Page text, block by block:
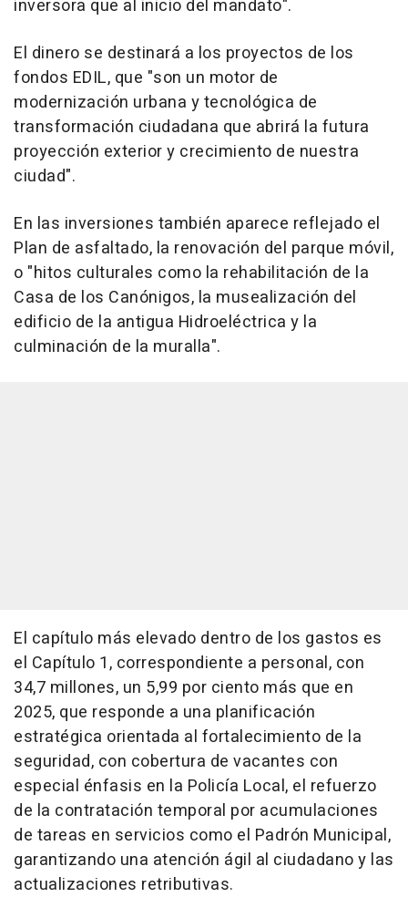
inversora que al inicio del mandato".
El dinero se destinará a los proyectos de los
fondos EDIL, que "son un motor de
modernización urbana y tecnológica de
transformación ciudadana que abrirá la futura
proyección exterior y crecimiento de nuestra
ciudad".
En las inversiones también aparece reflejado el
Plan de asfaltado, la renovación del parque móvil,
o "hitos culturales como la rehabilitación de la
Casa de los Canónigos, la musealización del
edificio de la antigua Hidroeléctrica y la
culminación de la muralla".
El capítulo más elevado dentro de los gastos es
el Capítulo 1, correspondiente a personal, con
34,7 millones, un 5,99 por ciento más que en
2025, que responde a una planificación
estratégica orientada al fortalecimiento de la
seguridad, con cobertura de vacantes con
especial énfasis en la Policía Local, el refuerzo
de la contratación temporal por acumulaciones
de tareas en servicios como el Padrón Municipal,
garantizando una atención ágil al ciudadano y las
actualizaciones retributivas.